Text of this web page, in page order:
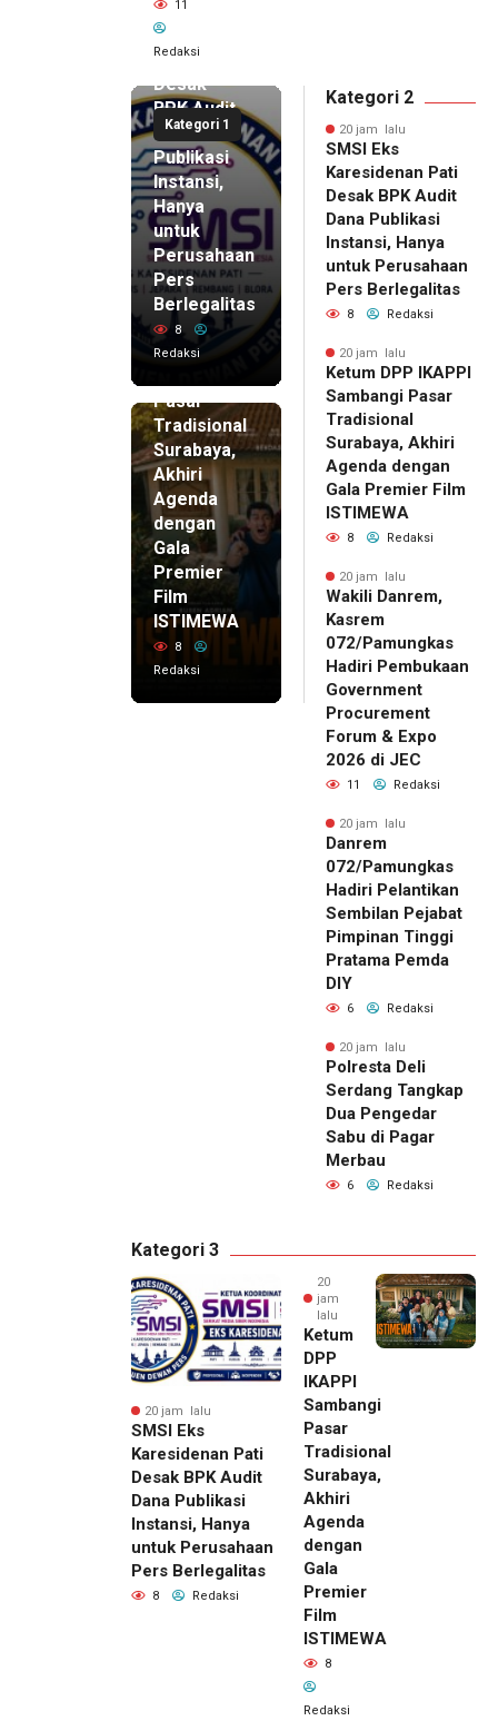
11
Redaksi
Kategori 1
SMSI Eks
Karesidenan
Pati
Desak
BPK Audit
Dana
Publikasi
Instansi,
Hanya
untuk
Perusahaan
Pers
Berlegalitas
8
Redaksi
20 jam lalu
Ketum
DPP
IKAPPI
Pasar
Tradisional
Surabaya,
Akhiri
Agenda
dengan
Gala
Premier
Film
ISTIMEWA
8
Redaksi
Kategori 2
20 jam lalu
SMSI Eks
Karesidenan Pati
Desak BPK Audit
Dana Publikasi
Instansi, Hanya
untuk Perusahaan
Pers Berlegalitas
8 Redaksi
20 jam lalu
Ketum DPP IKAPPI
Sambangi Pasar
Tradisional
Surabaya, Akhiri
Agenda dengan
Gala Premier Film
ISTIMEWA
8 Redaksi
20 jam lalu
Wakili Danrem,
Kasrem
072/Pamungkas
Hadiri Pembukaan
Government
Procurement
Forum & Expo
2026 di JEC
11 Redaksi
20 jam lalu
Danrem
072/Pamungkas
Hadiri Pelantikan
Sembilan Pejabat
Pimpinan Tinggi
Pratama Pemda
DIY
6 Redaksi
20 jam lalu
Polresta Deli
Serdang Tangkap
Dua Pengedar
Sabu di Pagar
Merbau
6 Redaksi
Kategori 3
20 jam lalu
SMSI Eks
Karesidenan Pati
Desak BPK Audit
Dana Publikasi
Instansi, Hanya
untuk Perusahaan
Pers Berlegalitas
8 Redaksi
20
jam
lalu
Ketum
DPP
IKAPPI
Sambangi
Pasar
Tradisional
Surabaya,
Akhiri
Agenda
dengan
Gala
Premier
Film
ISTIMEWA
8
Redaksi